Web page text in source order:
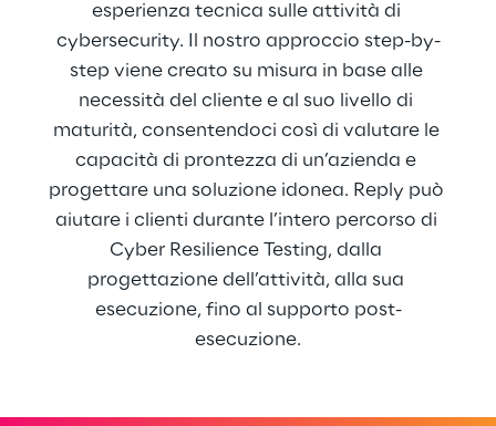
esperienza tecnica sulle attività di
cybersecurity. Il nostro approccio step-by-
step viene creato su misura in base alle
necessità del cliente e al suo livello di
maturità, consentendoci così di valutare le
capacità di prontezza di un’azienda e
progettare una soluzione idonea. Reply può
aiutare i clienti durante l’intero percorso di
Cyber Resilience Testing, dalla
progettazione dell’attività, alla sua
esecuzione, fino al supporto post-
esecuzione.